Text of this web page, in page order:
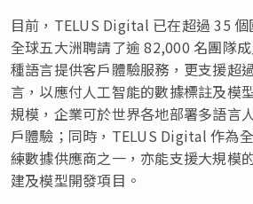
目前，TELUS Digital 已在超過 35
全球五大洲聘請了逾 82,000 名團隊
種語言提供客戶體驗服務，更支援超
言，以應付人工智能的數據標註及模
規模，企業可於世界各地部署多語言
戶體驗；同時，TELUS Digital 作為
練數據供應商之一，亦能支援大規模
建及模型開發項目。